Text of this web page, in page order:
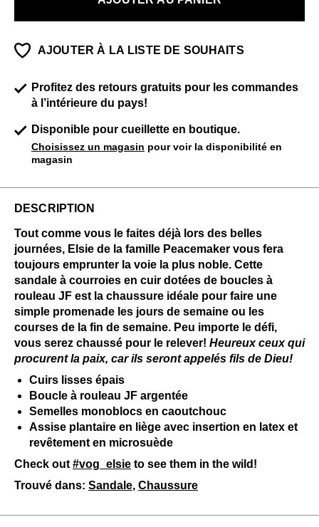
AJOUTER À LA LISTE DE SOUHAITS
Profitez des retours gratuits pour les commandes
à l’intérieure du pays!
Disponible pour cueillette en boutique.
Choisissez un magasin pour voir la disponibilité en
magasin
DESCRIPTION
Tout comme vous le faites déjà lors des belles
journées, Elsie de la famille Peacemaker vous fera
toujours emprunter la voie la plus noble. Cette
sandale à courroies en cuir dotées de boucles à
rouleau JF est la chaussure idéale pour faire une
simple promenade les jours de semaine ou les
courses de la fin de semaine. Peu importe le défi,
vous serez chaussé pour le relever! Heureux ceux qui
procurent la paix, car ils seront appelés fils de Dieu!
Cuirs lisses épais
Boucle à rouleau JF argentée
Semelles monoblocs en caoutchouc
Assise plantaire en liège avec insertion en latex et
revêtement en microsuède
Check out #vog_elsie to see them in the wild!
Trouvé dans: Sandale, Chaussure